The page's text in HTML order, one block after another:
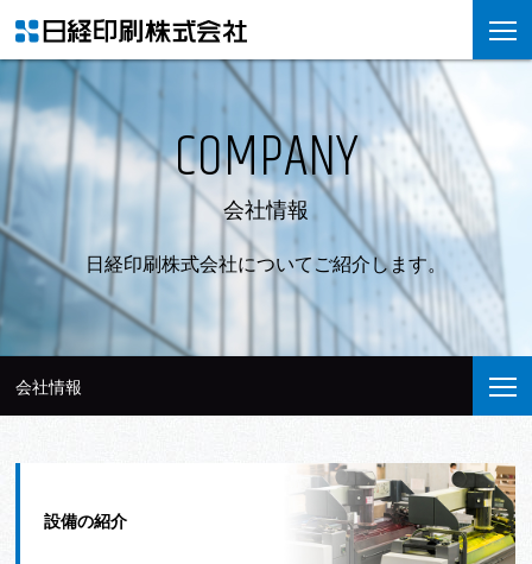
COMPANY
会社情報
日経印刷株式会社についてご紹介します。
会社情報
設備の紹介